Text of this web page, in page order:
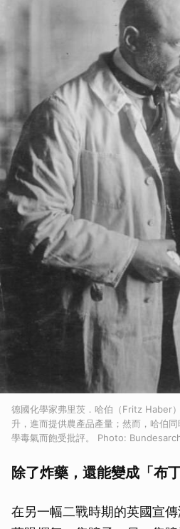
德國化學家弗里茨．哈伯（Fritz Haber
升，進而提供農產品產量；然而，哈伯
學毒氣而飽受批評。 Photo:
除了炸藥，還能變成「布丁
在另一幅二戰時期的英國宣